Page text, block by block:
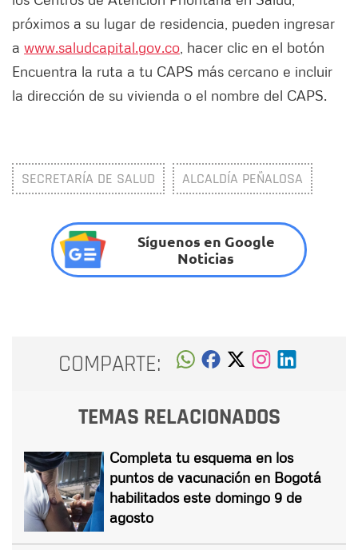
próximos a su lugar de residencia, pueden ingresar
a www.saludcapital.gov.co , hacer clic en el botón
Encuentra la ruta a tu CAPS más cercano e incluir
la dirección de su vivienda o el nombre del CAPS.
SECRETARÍA DE SALUD ALCALDÍA PEÑALOSA
Síguenos en Google
Noticias
COMPARTE:
TEMAS RELACIONADOS
Completa tu esquema en los
puntos de vacunación en Bogotá
habilitados este domingo 9 de
agosto